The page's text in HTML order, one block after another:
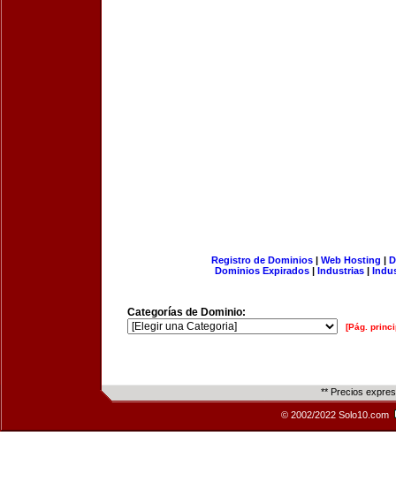
Registro de Dominios| Web Hosting |
Dominios Expirados | Industrias |
Categorías de Dominio:
[Pág.
** Precios
© 2002/2022 Solo10.com